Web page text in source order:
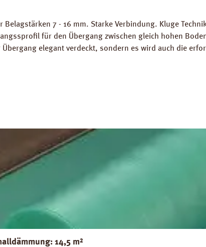
Belagstärken 7 - 16 mm. Starke Verbindung. Kluge
für den Übergang zwischen gleich hohen
Übergang elegant verdeckt, sondern es wird auch die
14,5 m²